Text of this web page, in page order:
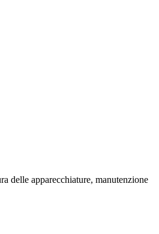
delle apparecchiature, manutenzione